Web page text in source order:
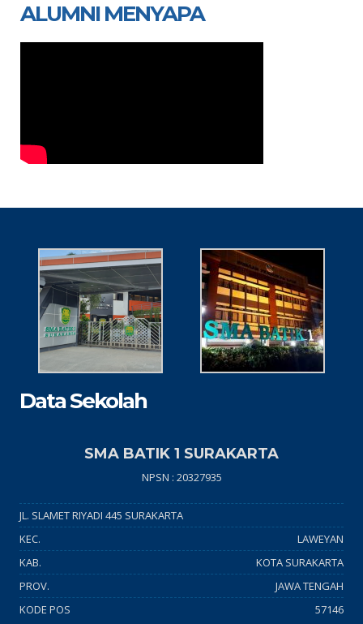
ALUMNI MENYAPA
Data Sekolah
SMA BATIK 1 SURAKARTA
NPSN : 20327935
JL. SLAMET RIYADI 445 SURAKARTA
KEC.
LAWEYAN
KAB.
KOTA SURAKARTA
PROV.
JAWA TENGAH
KODE POS
57146